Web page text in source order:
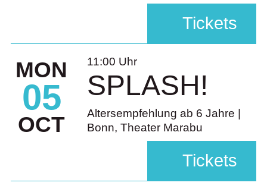
Tickets
MON
05
OCT
11:00 Uhr
SPLASH!
Altersempfehlung ab 6 Jahre |
Bonn, Theater Marabu
Tickets